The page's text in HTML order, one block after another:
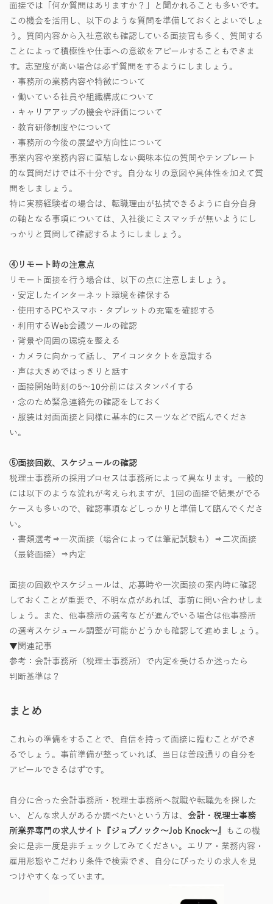
面接では「何か質問はありますか？」と聞かれることも多いです。
この機会を活用し、以下のような質問を準備しておくとよいでしょ
う。質問内容から入社意欲も確認している面接官も多く、質問する
ことによって積極性や仕事への意欲をアピールすることもできま
す。志望度が高い場合は必ず質問をするようにしましょう。
・事務所の業務内容や特徴について
・働いている社員や組織構成について
・キャリアアップの機会や評価について
・教育研修制度やについて
・事務所の今後の展望や方向性について
事業内容や業務内容に直結しない興味本位の質問やテンプレート
的な質問だけでは不十分です。自分なりの意図や具体性を加えて質
問をしましょう。
特に実務経験者の場合は、転職理由が払拭できるように自分自身
の軸となる事項については、入社後にミスマッチが無いようにし
っかりと質問して確認するようにしましょう。
④リモート時の注意点
リモート面接を行う場合は、以下の点に注意しましょう。
・安定したインターネット環境を確保する
・使用するPCやスマホ・タブレットの充電を確認する
・利用するWeb会議ツールの確認
・背景や周囲の環境を整える
・カメラに向かって話し、アイコンタクトを意識する
・声は大きめではっきりと話す
・面接開始時刻の5～10分前にはスタンバイする
・念のため緊急連絡先の確認をしておく
・服装は対面面接と同様に基本的にスーツなどで臨んでくださ
い。
⑤面接回数、スケジュールの確認
税理士事務所の採用プロセスは事務所によって異なります。一般的
には以下のような流れが考えられますが、1回の面接で結果がでる
ケースも多いので、確認事項などしっかりと準備して臨んでくださ
い。
・書類選考⇒一次面接（場合によっては筆記試験も）⇒二次面接
（最終面接）⇒内定
面接の回数やスケジュールは、応募時や一次面接の案内時に確認
しておくことが重要で、不明な点があれば、事前に問い合わせしま
しょう。また、他事務所の選考などが進んでいる場合は他事務所
の選考スケジュール調整が可能かどうかも確認して進めましょう。
▼関連記事
参考：会計事務所（税理士事務所）で内定を受けるか迷ったら
判断基準は？
まとめ
これらの準備をすることで、自信を持って面接に臨むことができ
るでしょう。事前準備が整っていれば、当日は普段通りの自分を
アピールできるはずです。
自分に合った会計事務所・税理士事務所へ就職や転職先を探した
い、どんな求人があるか調べたいという方は、 会計・税理士事務
所業界専門の求人サイト『ジョブノック～Job Knock～』
もこの機
会に是非一度是非チェックしてみてください。エリア・業務内容・
雇用形態やこだわり条件で検索でき、自分にぴったりの求人を見
つけやすくなっています。